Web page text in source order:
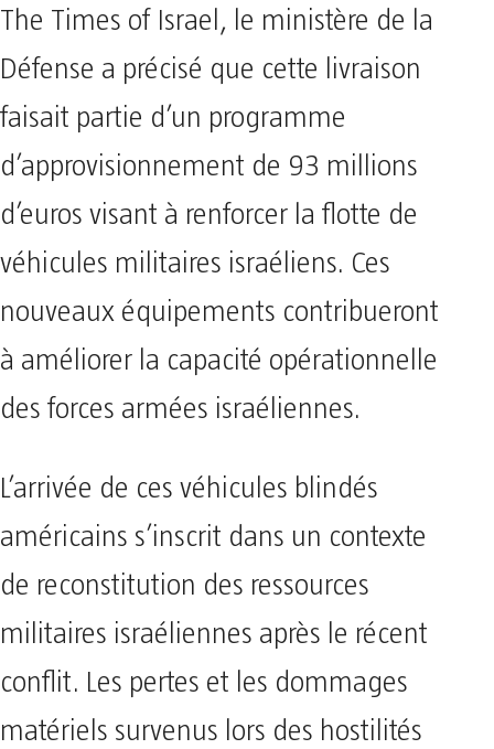
The Times of Israel, le ministère de la
Défense a précisé que cette livraison
faisait partie d’un programme
d’approvisionnement de 93 millions
d’euros visant à renforcer la flotte de
véhicules militaires israéliens. Ces
nouveaux équipements contribueront
à améliorer la capacité opérationnelle
des forces armées israéliennes.
L’arrivée de ces véhicules blindés
américains s’inscrit dans un contexte
de reconstitution des ressources
militaires israéliennes après le récent
conflit. Les pertes et les dommages
matériels survenus lors des hostilités